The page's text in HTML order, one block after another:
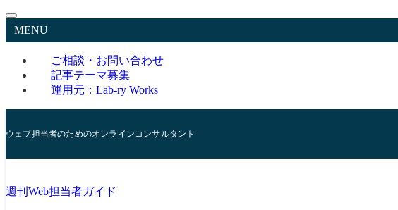
MENU
ご相談・お問い合わせ
記事テーマ募集
運用元：Lab-ry Works
ウェブ担当者のためのオンラインコンサルタント
週刊Web担当者ガイド